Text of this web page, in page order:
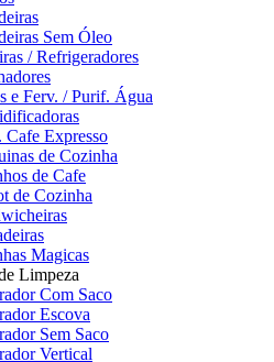
Sem Óleo
/ Refrigeradores
e Ferv. / Purif. Água
Cafe Expresso
de Cozinha
de Cafe
de Cozinha
Magicas
Limpeza
Com Saco
Escova
Sem Saco
Vertical